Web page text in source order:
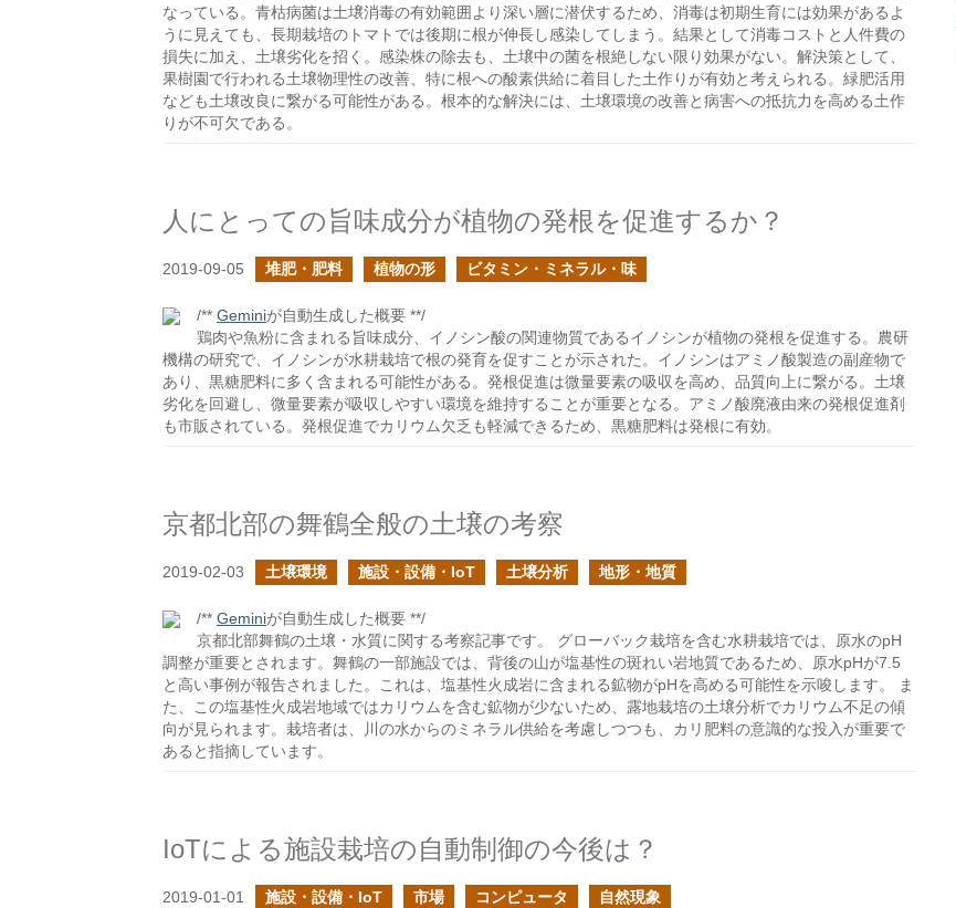
なっている。青枯病菌は土壌消毒の有効範囲より深い層に潜伏するため、消毒は初期生育には効果があるよ
うに見えても、長期栽培のトマトでは後期に根が伸長し感染してしまう。結果として消毒コストと人件費の
損失に加え、土壌劣化を招く。感染株の除去も、土壌中の菌を根絶しない限り効果がない。解決策として、
果樹園で行われる土壌物理性の改善、特に根への酸素供給に着目した土作りが有効と考えられる。緑肥活用
なども土壌改良に繋がる可能性がある。根本的な解決には、土壌環境の改善と病害への抵抗力を高める土作
りが不可欠である。
人にとっての旨味成分が植物の発根を促進するか？
2019-09-05 堆肥・肥料 植物の形 ビタミン・ミネラル・味
/** Geminiが自動生成した概要 **/
鶏肉や魚粉に含まれる旨味成分、イノシン酸の関連物質であるイノシンが植物の発根を促進する。農研
機構の研究で、イノシンが水耕栽培で根の発育を促すことが示された。イノシンはアミノ酸製造の副産物で
あり、黒糖肥料に多く含まれる可能性がある。発根促進は微量要素の吸収を高め、品質向上に繋がる。土壌
劣化を回避し、微量要素が吸収しやすい環境を維持することが重要となる。アミノ酸廃液由来の発根促進剤
も市販されている。発根促進でカリウム欠乏も軽減できるため、黒糖肥料は発根に有効。
京都北部の舞鶴全般の土壌の考察
2019-02-03 土壌環境 施設・設備・IoT 土壌分析 地形・地質
/** Geminiが自動生成した概要 **/
京都北部舞鶴の土壌・水質に関する考察記事です。 グローバック栽培を含む水耕栽培では、原水のpH
調整が重要とされます。舞鶴の一部施設では、背後の山が塩基性の斑れい岩地質であるため、原水pHが7.5
と高い事例が報告されました。これは、塩基性火成岩に含まれる鉱物がpHを高める可能性を示唆します。 ま
た、この塩基性火成岩地域ではカリウムを含む鉱物が少ないため、露地栽培の土壌分析でカリウム不足の傾
向が見られます。栽培者は、川の水からのミネラル供給を考慮しつつも、カリ肥料の意識的な投入が重要で
あると指摘しています。
IoTによる施設栽培の自動制御の今後は？
2019-01-01 施設・設備・IoT 市場 コンピュータ 自然現象